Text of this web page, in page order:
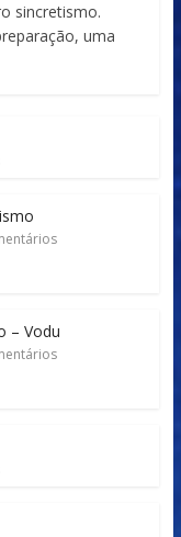
sincretismo.
uma
– Vodu